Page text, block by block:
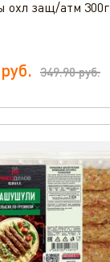
охл защ/атм 300г
руб. 349.90руб.